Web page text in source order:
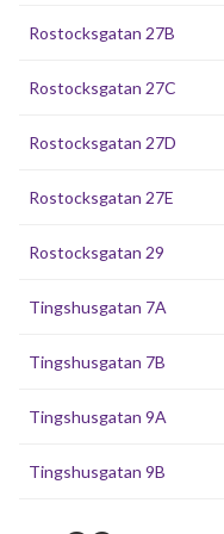
Rostocksgatan 27B
Rostocksgatan 27C
Rostocksgatan 27D
Rostocksgatan 27E
Rostocksgatan 29
Tingshusgatan 7A
Tingshusgatan 7B
Tingshusgatan 9A
Tingshusgatan 9B